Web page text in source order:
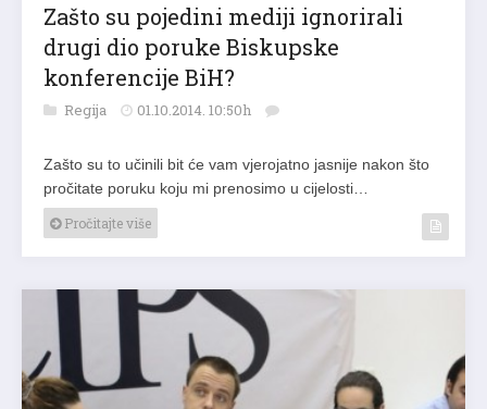
Zašto su pojedini mediji ignorirali
drugi dio poruke Biskupske
konferencije BiH?
Regija 01.10.2014. 10:50h
Zašto su to učinili bit će vam vjerojatno jasnije nakon što
pročitate poruku koju mi prenosimo u cijelosti…
Pročitajte više